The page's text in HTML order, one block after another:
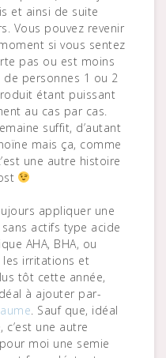
et ainsi de suite
Vous pouvez revenir
si vous sentez
pas ou est moins
personnes 1 ou 2
étant puissant
au cas par cas.
suffit, d’autant
mais ça, comme
une autre histoire
appliquer une
actifs type acide
AHA, BHA, ou
les irritations et
tôt cette année,
à ajouter par-
. Sauf que, idéal
une autre
moi une semie